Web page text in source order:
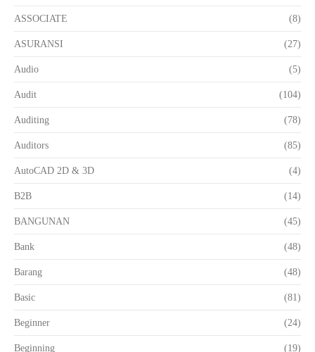
ASSOCIATE (8)
ASURANSI (27)
Audio (5)
Audit (104)
Auditing (78)
Auditors (85)
AutoCAD 2D & 3D (4)
B2B (14)
BANGUNAN (45)
Bank (48)
Barang (48)
Basic (81)
Beginner (24)
Beginning (19)